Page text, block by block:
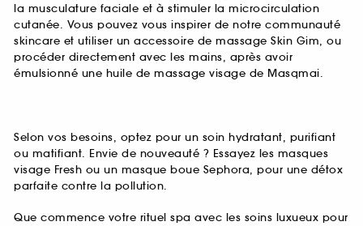
la musculature faciale et à stimuler la microcirculation
cutanée. Vous pouvez vous inspirer de notre communauté
skincare et utiliser un accessoire de massage Skin Gim, ou
procéder directement avec les mains, après avoir
émulsionné une huile de massage visage de Masqmai.
Selon vos besoins, optez pour un soin hydratant, purifiant
ou matifiant. Envie de nouveauté ? Essayez les masques
visage Fresh ou un masque boue Sephora, pour une détox
parfaite contre la pollution.
Que commence votre rituel spa avec les soins luxueux pour